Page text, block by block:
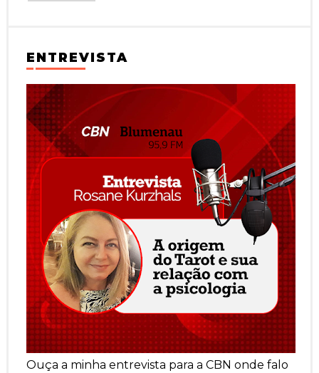
ENTREVISTA
Ouça a minha entrevista para a CBN onde falo